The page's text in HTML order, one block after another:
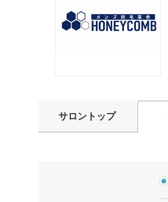
サロントップ